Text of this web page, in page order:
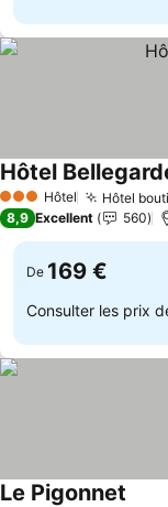
3 ÉtoilesHôtel Hôtel
Hôtel
8,9 Excellent 560
De 169 €
Consulter les prix
Le Pigonnet